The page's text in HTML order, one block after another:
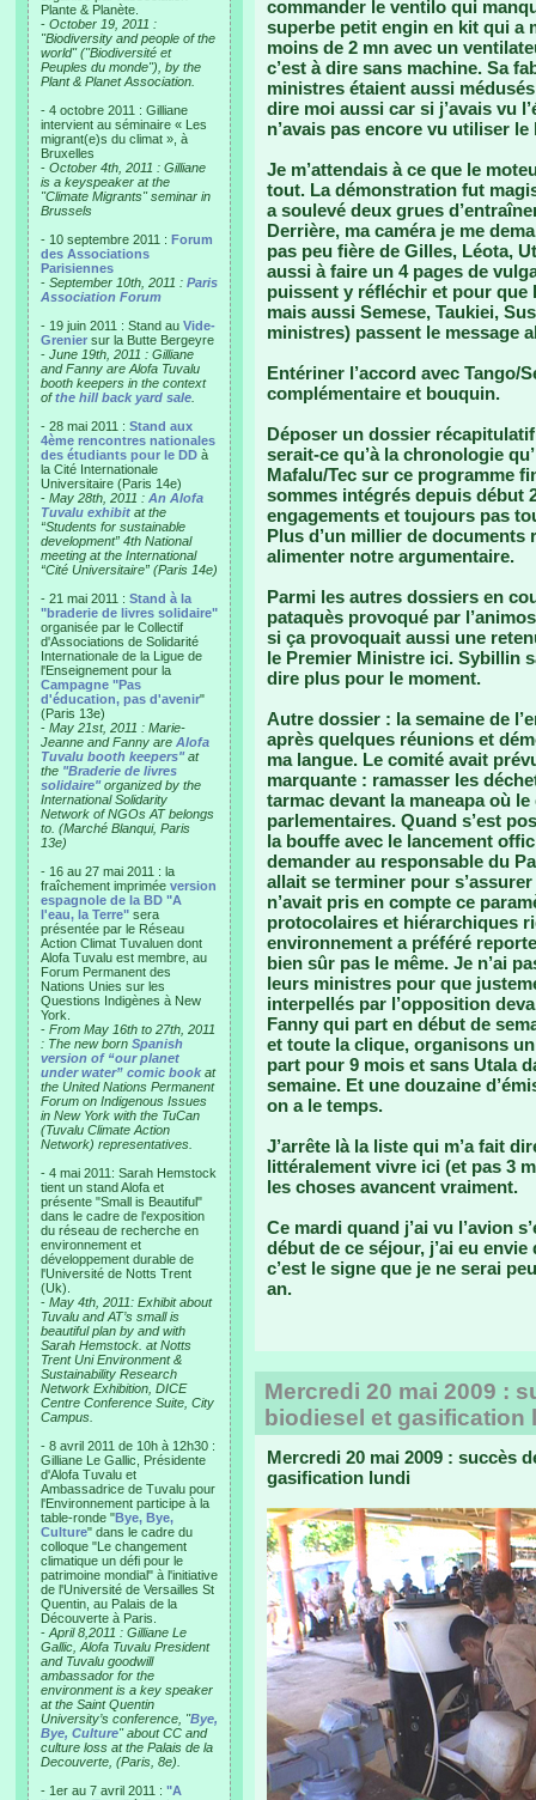
Plante & Planète.
- October 19, 2011 :
"Biodiversity and people of the
world" ("Biodiversité et
Peuples du monde"), by the
Plant & Planet Association.
- 4 octobre 2011 : Gilliane
intervient au séminaire « Les
migrant(e)s du climat », à
Bruxelles
- October 4th, 2011 : Gilliane
is a keyspeaker at the
"Climate Migrants" seminar in
Brussels
- 10 septembre 2011 : Forum
des Associations
Parisiennes
- September 10th, 2011 : Paris
Association Forum
- 19 juin 2011 : Stand au Vide-
Grenier sur la Butte Bergeyre
- June 19th, 2011 : Gilliane
and Fanny are Alofa Tuvalu
booth keepers in the context
ofthe hill back yard sale
- 28 mai 2011 : Stand aux
4ème rencontres nationales
des étudiants pour le DD à
la Cité Internationale
Universitaire (Paris 14e)
- May 28th, 2011 : An Alofa
Tuvalu exhibit at the
“Students for sustainable
development” 4th National
meeting at the International
“Cité Universitaire” (Paris 14e)
- 21 mai 2011 : Stand à la
"braderie de livres solidaire"
organisée par le Collectif
d'Associations de Solidarité
Internationale de la Ligue de
l'Enseignement pour la
Campagne "Pas
d'éducation, pas d'avenir"
(Paris 13e)
- May 21st, 2011 : Marie-
Jeanne and Fanny are Alofa
Tuvalu booth keepers"at
the "Braderie de livres
solidaire"organized by the
International Solidarity
Network of NGOs AT belongs
to. (Marché Blanqui, Paris
13e)
- 16 au 27 mai 2011 : la
fraîchement imprimée version
espagnole de la BD "A
l'eau, la Terre" sera
présentée par le Réseau
Action Climat Tuvaluen dont
Alofa Tuvalu est membre, au
Forum Permanent des
Nations Unies sur les
Questions Indigènes à New
York.
- From May 16th to 27th, 2011
: The new born Spanish
version of “our planet
under water” comic book at
the United Nations Permanent
Forum on Indigenous Issues
in New York with the TuCan
(Tuvalu Climate Action
Network) representatives.
- 4 mai 2011: Sarah Hemstock
tient un stand Alofa et
présente "Small is Beautiful"
dans le cadre de l'exposition
du réseau de recherche en
environnement et
développement durable de
l'Université de Notts Trent
(Uk).
- May 4th, 2011: Exhibit about
Tuvalu and AT’s small is
beautiful plan by and with
Sarah Hemstock. at Notts
Trent Uni Environment &
Sustainability Research
Network Exhibition, DICE
Centre Conference Suite, City
Campus.
- 8 avril 2011 de 10h à 12h30 :
Gilliane Le Gallic, Présidente
d'Alofa Tuvalu et
Ambassadrice de Tuvalu pour
l'Environnement participe à la
table-ronde "Bye, Bye,
Culture" dans le cadre du
colloque "Le changement
climatique un défi pour le
patrimoine mondial" à l'initiative
de l'Université de Versailles St
Quentin, au Palais de la
Découverte à Paris.
- April 8,2011 : Gilliane Le
Gallic, Alofa Tuvalu President
and Tuvalu goodwill
ambassador for the
environment is a key speaker
at the Saint Quentin
University’s conference, "Bye,
Bye, Culture" about CC and
culture loss at the Palais de la
Decouverte, (Paris, 8e).
- 1er au 7 avril 2011 : "A
commander le ventilo qui
superbe petit engin en kit qui a
moins de 2 mn avec un
c’est à dire sans machine. Sa
ministres étaient aussi
dire moi aussi car si j’avais vu
n’avais pas encore vu utiliser le
Je m’attendais à ce que le
tout. La démonstration fut
a soulevé deux grues
Derrière, ma caméra je me
pas peu fière de Gilles, Léota,
aussi à faire un 4 pages de
puissent y réfléchir et pour que
mais aussi Semese, Taukiei,
ministres) passent le message
Entériner l’accord avec Tango/
complémentaire et bouquin.
Déposer un dossier
serait-ce qu’à la chronologie
Mafalu/Tec sur ce programme
sommes intégrés depuis début
engagements et toujours pas
Plus d’un millier de documents
alimenter notre argumentaire.
Parmi les autres dossiers en
pataquès provoqué par
si ça provoquait aussi une
le Premier Ministre ici. Sybillin
dire plus pour le moment.
Autre dossier : la semaine de
après quelques réunions et
ma langue. Le comité avait
marquante : ramasser les
tarmac devant la maneapa où
parlementaires. Quand s’est
la bouffe avec le lancement
demander au responsable du
allait se terminer pour
n’avait pris en compte ce
protocolaires et hiérarchiques
environnement a préféré
bien sûr pas le même. Je n’ai
leurs ministres pour que
interpellés par l’opposition
Fanny qui part en début de
et toute la clique, organisons
part pour 9 mois et sans Utala
semaine. Et une douzaine
on a le temps.
J’arrête là la liste qui m’a fait
littéralement vivre ici (et pas 3
les choses avancent vraiment.
Ce mardi quand j’ai vu l’avion
début de ce séjour, j’ai eu
c’est le signe que je ne serai
an.
Mercredi 20 mai 2009 :
biodiesel et gasification
Mercredi 20 mai 2009 : succès
gasification lundi